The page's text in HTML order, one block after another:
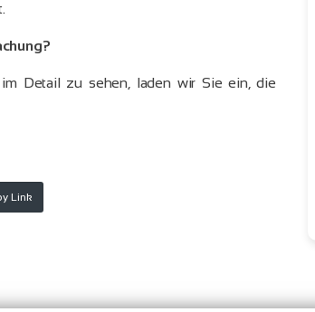
Detail zu sehen, laden wir Sie ein, die
Link